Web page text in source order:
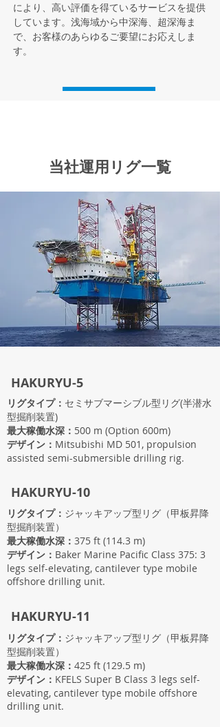
により、高い評価を得ているサービスを提供
しています。浅海域から中深海、超深海ま
で、お客様のあらゆるご要望にお応えしま
す。
当社運用リグ一覧
HAKURYU-5
リグタイプ： セミサブマーシブル型リグ(半潜水
型掘削装置)
最大稼働水深： 500 m (Option 600m)
デザイン： Mitsubishi MD 501, propulsion
assisted semi-submersible drilling rig.
HAKURYU-10
リグタイプ： ジャッキアップ型リグ（甲板昇降
型掘削装置）
最大稼働水深： 375 ft (114.3 m)
デザイン： Baker Marine Pacific Class 375: 3
legs self-elevating, cantilever type mobile
offshore drilling unit.
HAKURYU-11
リグタイプ： ジャッキアップ型リグ（甲板昇降
型掘削装置）
最大稼働水深： 425 ft (129.5 m)
デザイン： KFELS Super B Class 3 legs self-
elevating, cantilever type mobile offshore
drilling unit.